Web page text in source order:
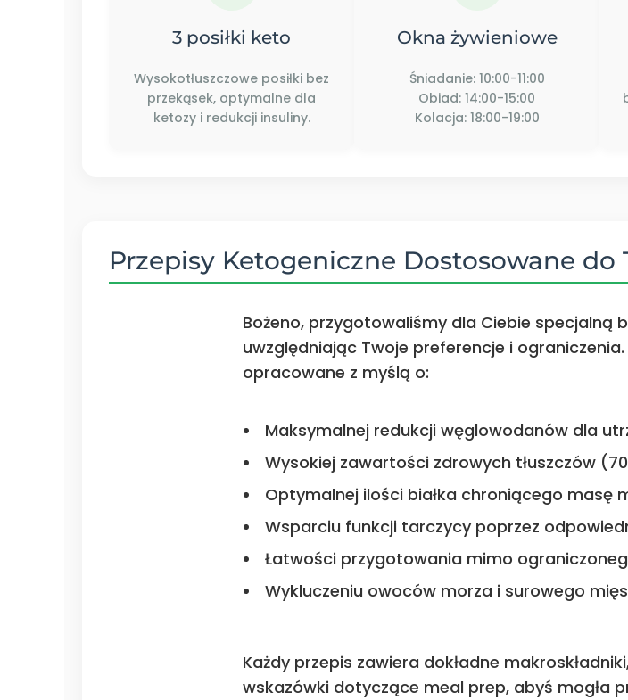
3 posiłki keto
Wysokotłuszczowe posiłki bez
przekąsek, optymalne dla
ketozy i redukcji insuliny.
Okna żywieniowe
Śniadanie: 10:00-11:00
Obiad: 14:00-15:00
Kolacja: 18:00-19:00
Przepisy Ketogeniczne Dostosowane do
Bożeno, przygotowaliśmy dla Ciebie specjalną
uwzględniając Twoje preferencje i
opracowane z myślą o:
Maksymalnej redukcji węglowodanów dla
Wysokiej zawartości zdrowych tłuszczów
Optymalnej ilości białka chroniącego masę
Wsparciu funkcji tarczycy poprzez
Łatwości przygotowania mimo
Wykluczeniu owoców morza i surowego
Każdy przepis zawiera dokładne
wskazówki dotyczące meal prep, abyś mogła